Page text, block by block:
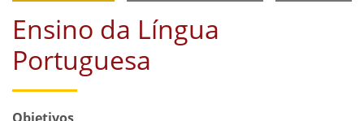
Ensino da Língua
Portuguesa